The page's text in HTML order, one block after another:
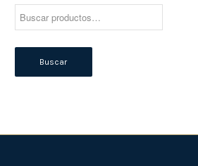
Buscar